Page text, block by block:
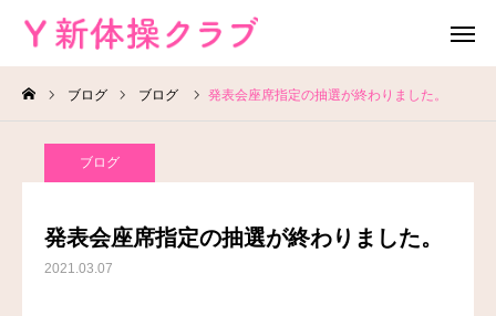
ブログ ブログ 発表会座席指定の抽選が終わりました。
ブログ
発表会座席指定の抽選が終わりました。
2021.03.07
無料体験
HOME